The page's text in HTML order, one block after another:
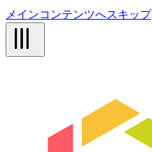
メインコンテンツへスキップ